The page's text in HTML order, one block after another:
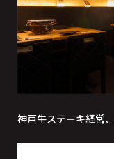
神戸牛ステーキ経営